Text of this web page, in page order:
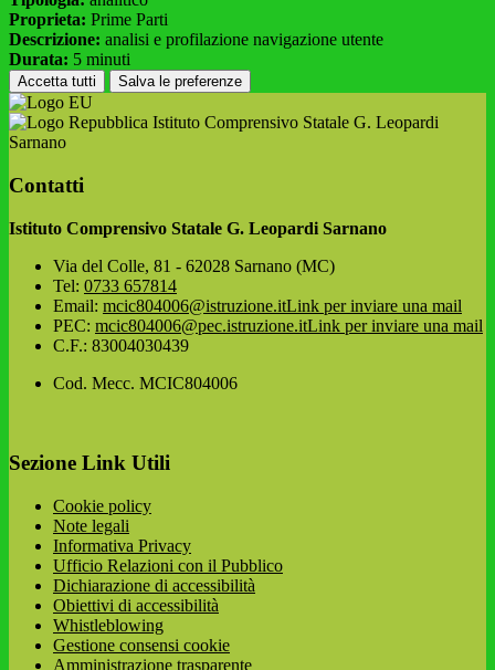
Proprieta: Prime Parti
Descrizione: analisi e profilazione navigazione utente
Durata: 5 minuti
Accetta tutti Salva le preferenze
Istituto Comprensivo Statale G. Leopardi
Sarnano
Contatti
Istituto Comprensivo Statale G. Leopardi Sarnano
Via del Colle, 81 - 62028 Sarnano (MC)
Tel: 0733 657814
Email: mcic804006@istruzione.itLink per inviare una mail
PEC: mcic804006@pec.istruzione.itLink per inviare una mail
C.F.: 83004030439
Cod. Mecc. MCIC804006
Sezione Link Utili
Cookie policy
Note legali
Informativa Privacy
Ufficio Relazioni con il Pubblico
Dichiarazione di accessibilità
Obiettivi di accessibilità
Whistleblowing
Gestione consensi cookie
Amministrazione trasparente